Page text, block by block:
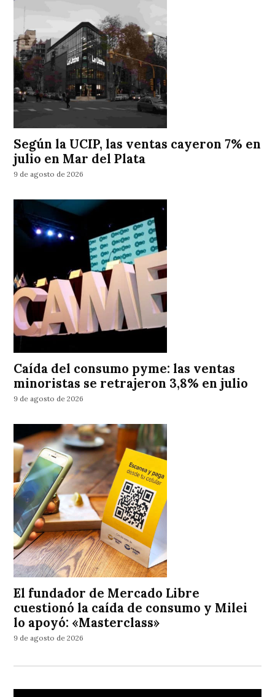
Según la UCIP, las ventas cayeron 7% en
julio en Mar del Plata
9 de agosto de 2026
Caída del consumo pyme: las ventas
minoristas se retrajeron 3,8% en julio
9 de agosto de 2026
El fundador de Mercado Libre
cuestionó la caída de consumo y Milei
lo apoyó: «Masterclass»
9 de agosto de 2026